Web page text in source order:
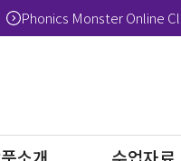
Phonics Monster Online